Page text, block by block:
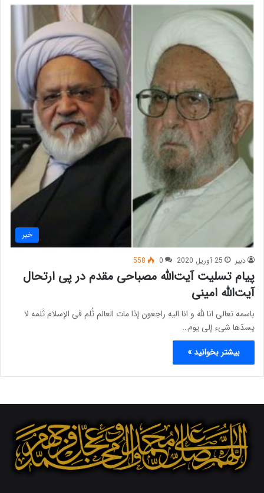
خبر
دبیر 25 آوریل 2020 0
558
پیام تسلیت آیت‌الله مصباحی مقدم در پی ارتحال
آیت‌الله امینی
باسمه تعالی انا لله و انا الیه راجعون إذا مات العالم ثُلم فی الإسلام ثَلمه لا
یسدّها شیء إلى یوم…
بیشتر بخوانید »